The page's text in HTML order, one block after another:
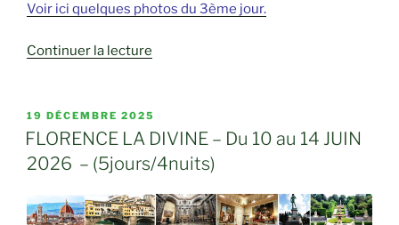
Voir ici quelques photos du 3ème jour.
Continuer la lecture
Toulouse »
PUBLIÉ
LE
19 DÉCEMBRE 2025
FLORENCE LA DIVINE – Du 10 au 14 JUIN
2026 – (5jours/4nuits)